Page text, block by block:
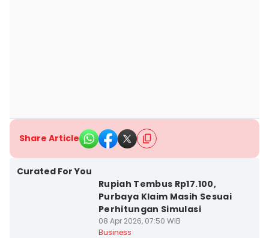
Share Article
Curated For You
Rupiah Tembus Rp17.100,
Purbaya Klaim Masih Sesuai
Perhitungan Simulasi
08 Apr 2026, 07:50 WIB
Business